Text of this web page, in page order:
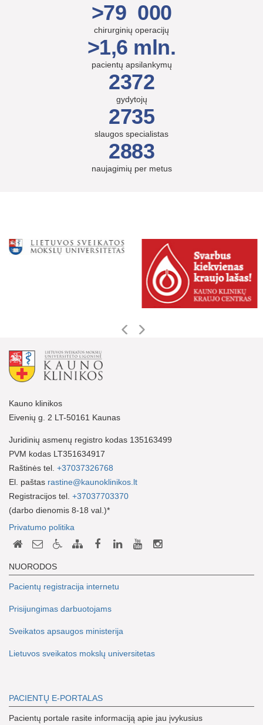
>79 000
chirurginių operacijų
>1,6 mln.
pacientų apsilankymų
2372
gydytojų
2735
slaugos specialistas
2883
naujagimių per metus
Kauno klinikos
Eivenių g. 2 LT-50161 Kaunas
Juridinių asmenų registro kodas 135163499
PVM kodas LT351634917
Raštinės tel. +37037326768
El. paštas rastine@kaunoklinikos.lt
Registracijos tel. +37037703370
(darbo dienomis 8-18 val.)*
Privatumo politika
NUORODOS
Pacientų registracija internetu
Prisijungimas darbuotojams
Sveikatos apsaugos ministerija
Lietuvos sveikatos mokslų universitetas
PACIENTŲ E-PORTALAS
Pacientų portale rasite informaciją apie jau įvykusius